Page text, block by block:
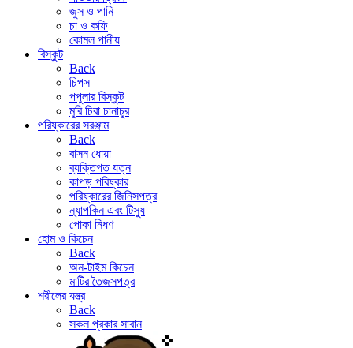
জুস ও পানি
চা ও কফি
কোমল পানীয়
বিস্কুট
Back
চিপস
পপুলার বিস্কুট
মুরি চিরা চানাচুর
পরিষ্কারের সরঞ্জাম
Back
বাসন ধোয়া
ব্যক্তিগত যত্ন
কাপড় পরিষ্কার
পরিষ্কারের জিনিসপত্র
ন্যাপকিন এবং টিস্যু
পোকা নিধণ
হোম ও কিচেন
Back
অন-টাইম কিচেন
মাটির তৈজসপত্র
শরীলের যন্ত্র
Back
সকল প্রকার সাবান